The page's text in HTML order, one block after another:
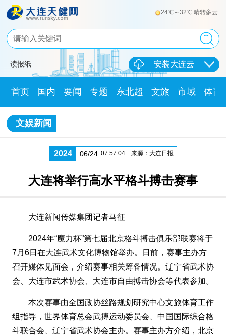
24℃～32℃ 晴转多云
读报纸 安装大连云
首页 国内 要闻 专题 东北超 文旅 市域 体育
文娱新闻
2024 06/24 07:57:04 来源：大连日报
大连将举行高水平格斗搏击赛事
大连新闻传媒集团记者马征
2024年“魔力杯”第七届北京格斗搏击俱乐部联赛将于
7月6日在大连武术文化博物馆举办。日前，赛事主办方
召开媒体见面会，介绍赛事相关筹备情况。辽宁省武术协
会、大连市武术协会、大连市自由搏击协会等代表参加。
本次赛事由全国政协丝路规划研究中心文旅体育工作
组指导，世界体育总会武搏运动委员会、中国国际综合格
斗联合会、辽宁省武术协会主办。赛事主办方介绍，北京